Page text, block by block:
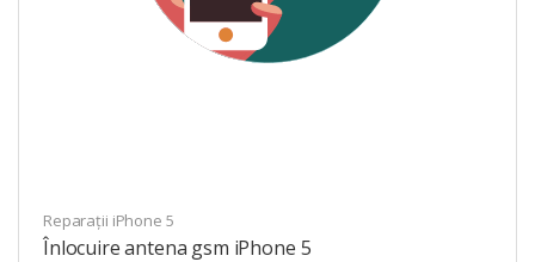
Reparații iPhone 5
Înlocuire antena gsm iPhone 5